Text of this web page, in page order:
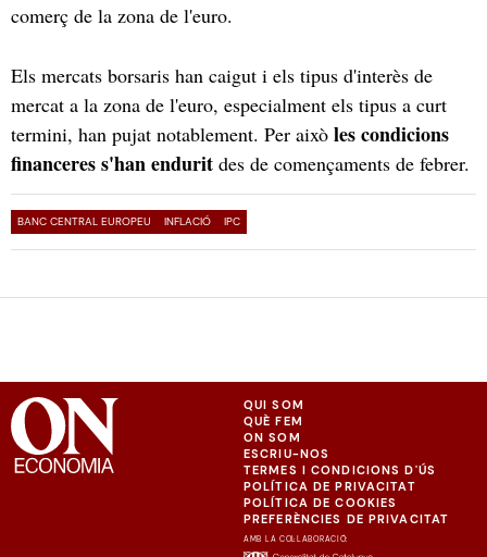
comerç de la zona de l'euro.
Els mercats borsaris han caigut i els tipus d'interès de
mercat a la zona de l'euro, especialment els tipus a curt
termini, han pujat notablement. Per això les condicions
financeres s'han endurit des de començaments de febrer.
BANC CENTRAL EUROPEU INFLACIÓ IPC
QUI SOM
QUÈ FEM
ON SOM
ESCRIU-NOS
TERMES I CONDICIONS D'ÚS
POLÍTICA DE PRIVACITAT
POLÍTICA DE COOKIES
PREFERÈNCIES DE PRIVACITAT
AMB LA COL·LABORACIÓ: